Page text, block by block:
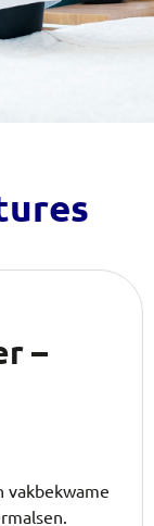
–
vakbekwame